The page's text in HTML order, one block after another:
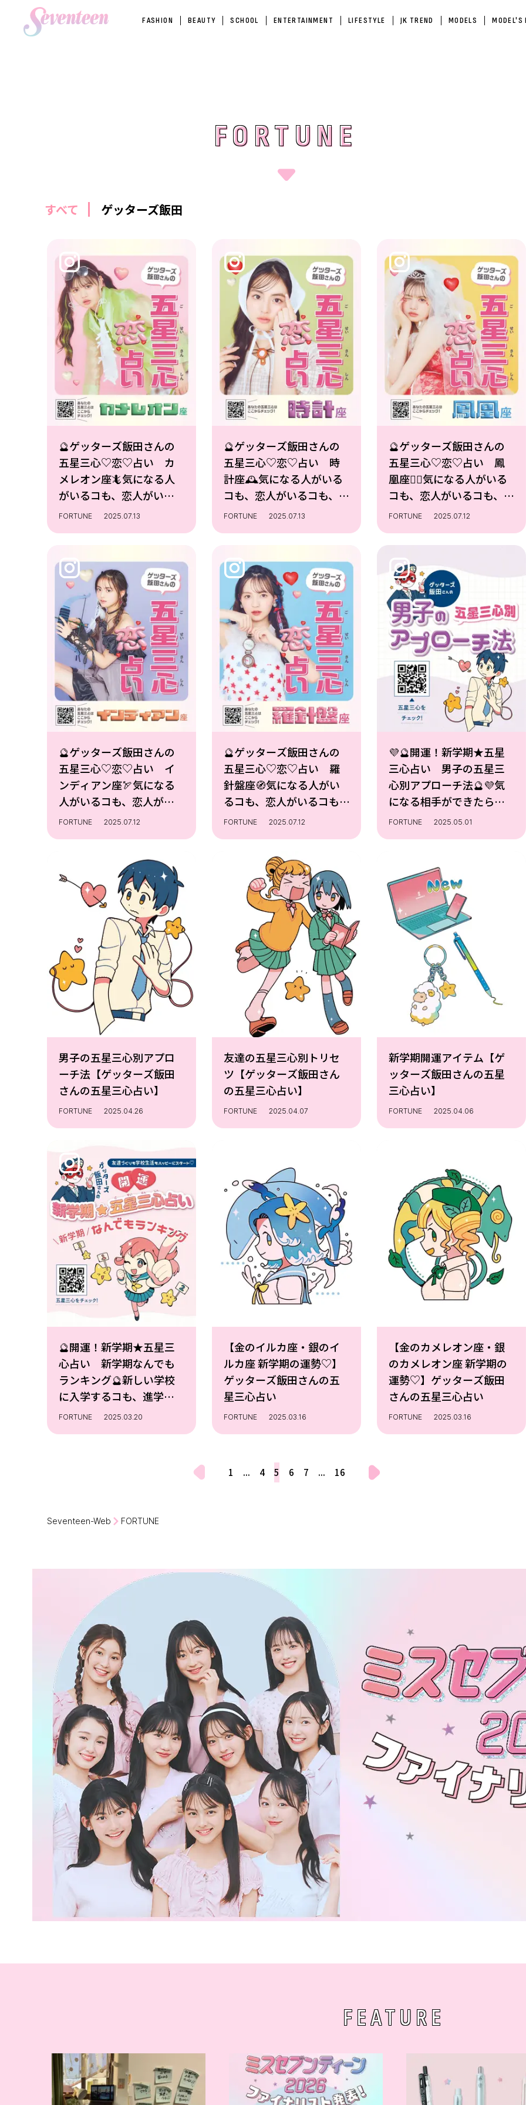
FASHION BEAUTY SCHOOL ENTERTAINMENT LIFESTYLE JK TREND MODELS MODEL'S
FORTUNE
FORTUNE
すべて ゲッターズ飯田
🔮ゲッターズ飯田さんの
五星三心♡恋♡占い カ
メレオン座🦎気になる人
がいるコも、恋人がいる
コも、恋愛の悩みは尽き
の夏の恋愛運を細かく占
ってもらったよ☆撮影
FORTUNE 2025.07.13
🔮ゲッターズ飯田さんの
五星三心♡恋♡占い 時
計座🕰️気になる人がいる
コも、恋人がいるコも、恋
愛の悩みは尽きな
夏の恋愛運を細かく占っ
てもらったよ☆撮影／浜
FORTUNE 2025.07.13
🔮ゲッターズ飯田さんの
五星三心♡恋♡占い 鳳
凰座🐦‍🔥気になる人がいる
コも、恋人がいるコも、恋
愛の悩みは尽きな
ーズ飯田さんにみんなの
夏の恋愛運を細かく占っ
てもらったよ☆撮影／
FORTUNE 2025.07.12
🔮ゲッターズ飯田さんの
五星三心♡恋♡占い イ
ンディアン座🏹気になる
人がいるコも、恋人がい
るコも、恋愛の悩みは尽
なの夏の恋愛運を細かく
占ってもらったよ☆撮
FORTUNE 2025.07.12
🔮ゲッターズ飯田さんの
五星三心♡恋♡占い 羅
針盤座🧭気になる人がい
るコも、恋人がいるコも、
恋愛の悩みは尽きな
夏の恋愛運を細かく占っ
てもらったよ☆撮影／浜
FORTUNE 2025.07.12
💜🔮開運！新学期★五星
三心占い 男子の五星三
心別アプローチ法🔮💜気
になる相手ができたら、
彼の五星三心が何かを調
アプローチ方を教えても
らったよ✨イラスト／てん
FORTUNE 2025.05.01
男子の五星三心別アプロ
ーチ法【ゲッターズ飯田
さんの五星三心占い】
FORTUNE 2025.04.26
友達の五星三心別トリセ
ツ【ゲッターズ飯田さん
の五星三心占い】
FORTUNE 2025.04.07
新学期開運アイテム【ゲ
ッターズ飯田さんの五星
三心占い】
FORTUNE 2025.04.06
🔮開運！新学期★五星三
心占い 新学期なんでも
ランキング🔮新しい学校
に入学するコも、進学し
てクラスが変わるコも、
FORTUNE 2025.03.20
【金のイルカ座・銀のイ
ルカ座 新学期の運勢♡】
ゲッターズ飯田さんの五
星三心占い
FORTUNE 2025.03.16
【金のカメレオン座・銀
のカメレオン座 新学期の
運勢♡】ゲッターズ飯田
さんの五星三心占い
FORTUNE 2025.03.16
1 ... 4 5 6 7 ... 16
Seventeen-Web FORTUNE
FEATURE